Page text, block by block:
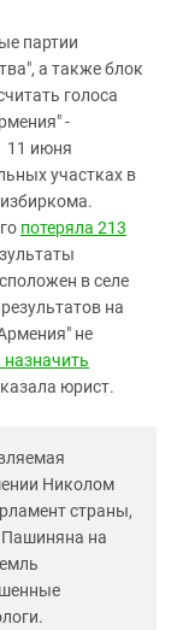
партии
а также блок
голоса
-
11 июня
участках в
потеряла 213
в селе
на
не
назначить
юрист.
Николом
страны,
Пашиняна на